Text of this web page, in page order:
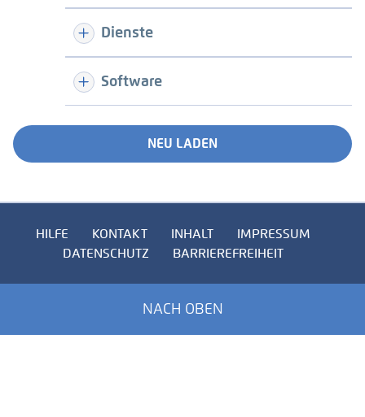
Dienste
Software
NEU LADEN
HILFE KONTAKT INHALT
IMPRESSUM
DATENSCHUTZ
BARRIEREFREIHEIT
NACH OBEN